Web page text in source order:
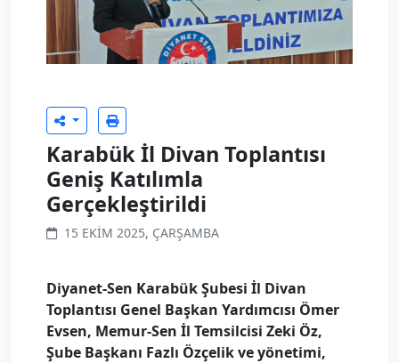
Karabük İl Divan Toplantısı
Geniş Katılımla
Gerçekleştirildi
15 EKIM 2025, ÇARŞAMBA
Diyanet-Sen Karabük Şubesi İl Divan
Toplantısı Genel Başkan Yardımcısı Ömer
Evsen, Memur-Sen İl Temsilcisi Zeki Öz,
Şube Başkanı Fazlı Özçelik ve yönetimi,